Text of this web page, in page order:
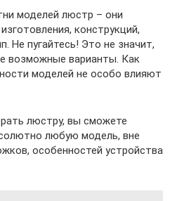
моделей люстр – они
конструкций,
Не пугайтесь! Это не значит,
возможные варианты. Как
моделей не особо влияют
люстру, вы сможете
любую модель, вне
особенностей устройства